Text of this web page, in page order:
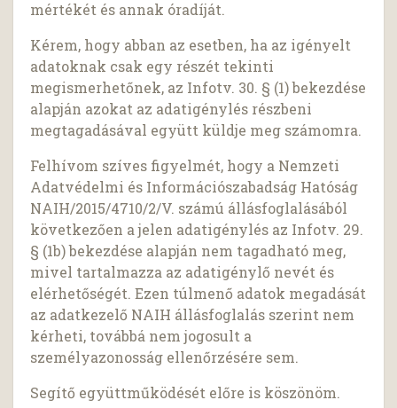
mértékét és annak óradíját.
Kérem, hogy abban az esetben, ha az igényelt
adatoknak csak egy részét tekinti
megismerhetőnek, az Infotv. 30. § (1) bekezdése
alapján azokat az adatigénylés részbeni
megtagadásával együtt küldje meg számomra.
Felhívom szíves figyelmét, hogy a Nemzeti
Adatvédelmi és Információszabadság Hatóság
NAIH/2015/4710/2/V. számú állásfoglalásából
következően a jelen adatigénylés az Infotv. 29.
§ (1b) bekezdése alapján nem tagadható meg,
mivel tartalmazza az adatigénylő nevét és
elérhetőségét. Ezen túlmenő adatok megadását
az adatkezelő NAIH állásfoglalás szerint nem
kérheti, továbbá nem jogosult a
személyazonosság ellenőrzésére sem.
Segítő együttműködését előre is köszönöm.